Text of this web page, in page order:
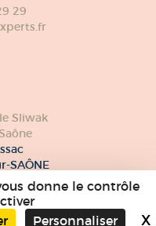
donne le contrôle
Personnaliser X
29
Sliwak
SAÔNE
90